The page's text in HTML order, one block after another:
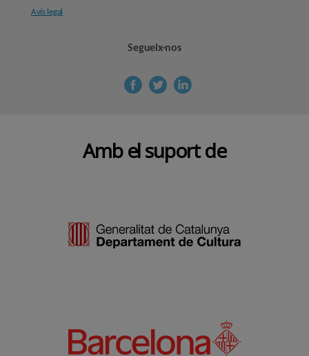
Avís legal
Segueix-nos
Amb el suport de